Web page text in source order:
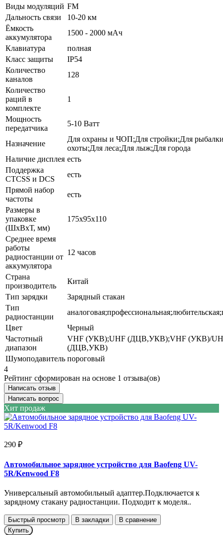
Виды модуляций FM
Дальность связи
10-20 км
Ёмкость
аккумулятора
1500 - 2000 мАч
Клавиатура
полная
Класс защиты
IP54
Количество
каналов
128
Количество
раций в
комплекте
1
Мощность
передатчика
5-10 Ватт
Назначение
Для охраны и ЧОП;Для стройки;Для
охоты;Для леса;Для лыж;Для города
Наличие дисплея есть
Поддержка
CTCSS и DCS
есть
Прямой набор
частоты
есть
Размеры в
упаковке
(ШxВxТ, мм)
175x95x110
Среднее время
работы
радиостанции от
аккумулятора
12 часов
Страна
производитель
Китай
Тип зарядки
Зарядный стакан
Тип
радиостанции
Цвет
Черный
Частотный
диапазон
VHF (УКВ);UHF (ДЦВ,УКВ);VHF (УКВ)/
(ДЦВ,УКВ)
Шумоподавитель пороговый
4
Рейтинг сформирован на основе 1 отзыва(ов)
Написать отзыв
Написать вопрос
Хит продаж
290 ₽
Автомобильное зарядное устройство для Baofeng UV-
5R/Kenwood F8
Универсальный автомобильный адаптер.Подключается к
зарядному стакану радиостанции. Подходит к моделя..
Быстрый просмотр В закладки
В сравнение
Купить